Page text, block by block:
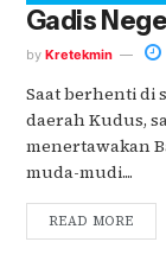
Gadis
by Kretekmin
Saat berhenti di
daerah Kudus,
menertawakan
muda-mudi....
READ MORE